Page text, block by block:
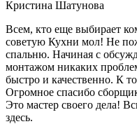
Кристина Шатунова
Всем, кто еще выбирает
советую Кухни мол! Не
спальню. Начиная с
монтажом никаких
быстро и качественно. К
Огромное спасибо
Это мастер своего дела!
здесь.